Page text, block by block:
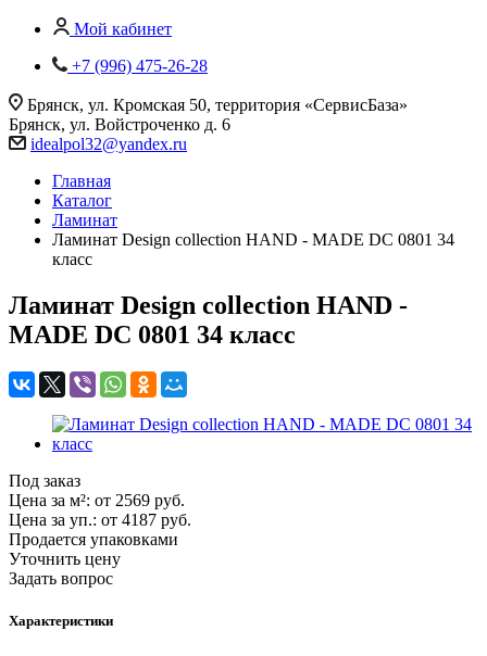
Мой кабинет
+7 (996) 475-26-28
Брянск, ул. Кромская 50, территория «СервисБаза»
Брянск, ул. Войстроченко д. 6
idealpol32@yandex.ru
Главная
Каталог
Ламинат
Ламинат Design collection HAND - MADE DC 0801 34
класс
Ламинат Design collection HAND -
MADE DC 0801 34 класс
Под заказ
Цена за м²: от 2569 руб.
Цена за уп.: от 4187 руб.
Продается упаковками
Уточнить цену
Задать вопрос
Характеристики